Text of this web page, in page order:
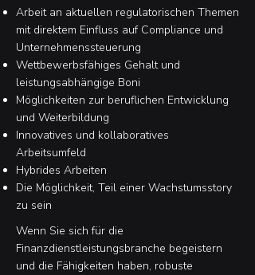
Arbeit an aktuellen regulatorischen Themen
mit direktem Einfluss auf Compliance und
Unternehmenssteuerung​
Wettbewerbsfähiges Gehalt und
leistungsabhängige Boni
Möglichkeiten zur beruflichen Entwicklung
und Weiterbildung
Innovatives und kollaboratives
Arbeitsumfeld
Hybrides Arbeiten
Die Möglichkeit, Teil einer Wachstumsstory
zu sein
Wenn Sie sich für die
Finanzdienstleistungsbranche begeistern
und die Fähigkeiten haben, robuste